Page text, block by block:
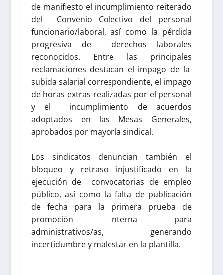
de manifiesto el incumplimiento reiterado
del Convenio Colectivo del personal
funcionario/laboral, así como la pérdida
progresiva de derechos laborales
reconocidos. Entre las principales
reclamaciones destacan el impago de la
subida salarial correspondiente, el impago
de horas extras realizadas por el personal
y el incumplimiento de acuerdos
adoptados en las Mesas Generales,
aprobados por mayoría sindical.
Los sindicatos denuncian también el
bloqueo y retraso injustificado en la
ejecución de convocatorias de empleo
público, así como la falta de publicación
de fecha para la primera prueba de
promoción interna para
administrativos/as, generando
incertidumbre y malestar en la plantilla.